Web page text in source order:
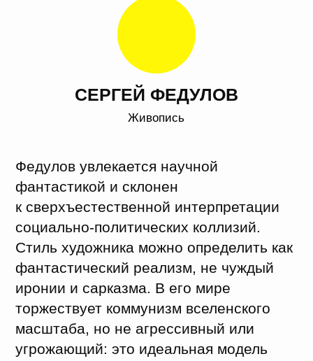
АЛЕКСЕЙ САХНОВ
Алексей Сахнов живет в
психоневрологическом интернате в
Скульптура, графика